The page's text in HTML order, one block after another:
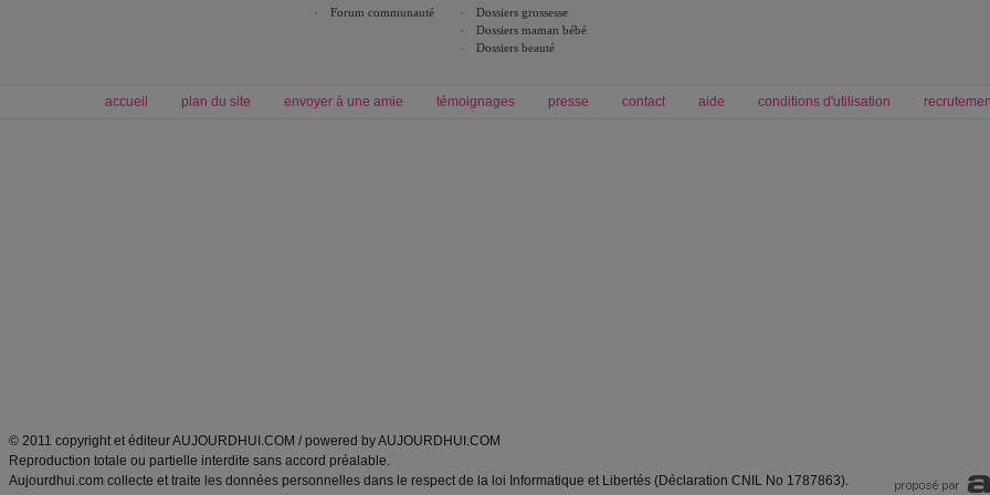
Forum communauté
Dossiers grossesse
Dossiers maman bébé
Dossiers beauté
accueil plan du site envoyer à une amie témoignages presse contact aide conditions d'utilisation
© 2011 copyright et éditeur AUJOURDHUI.COM / powered by AUJOURDHUI.COM
Reproduction totale ou partielle interdite sans accord préalable.
Aujourdhui.com collecte et traite les données personnelles dans le respect de la loi Informatique et Libertés (Déclaration CNIL No 1787863).